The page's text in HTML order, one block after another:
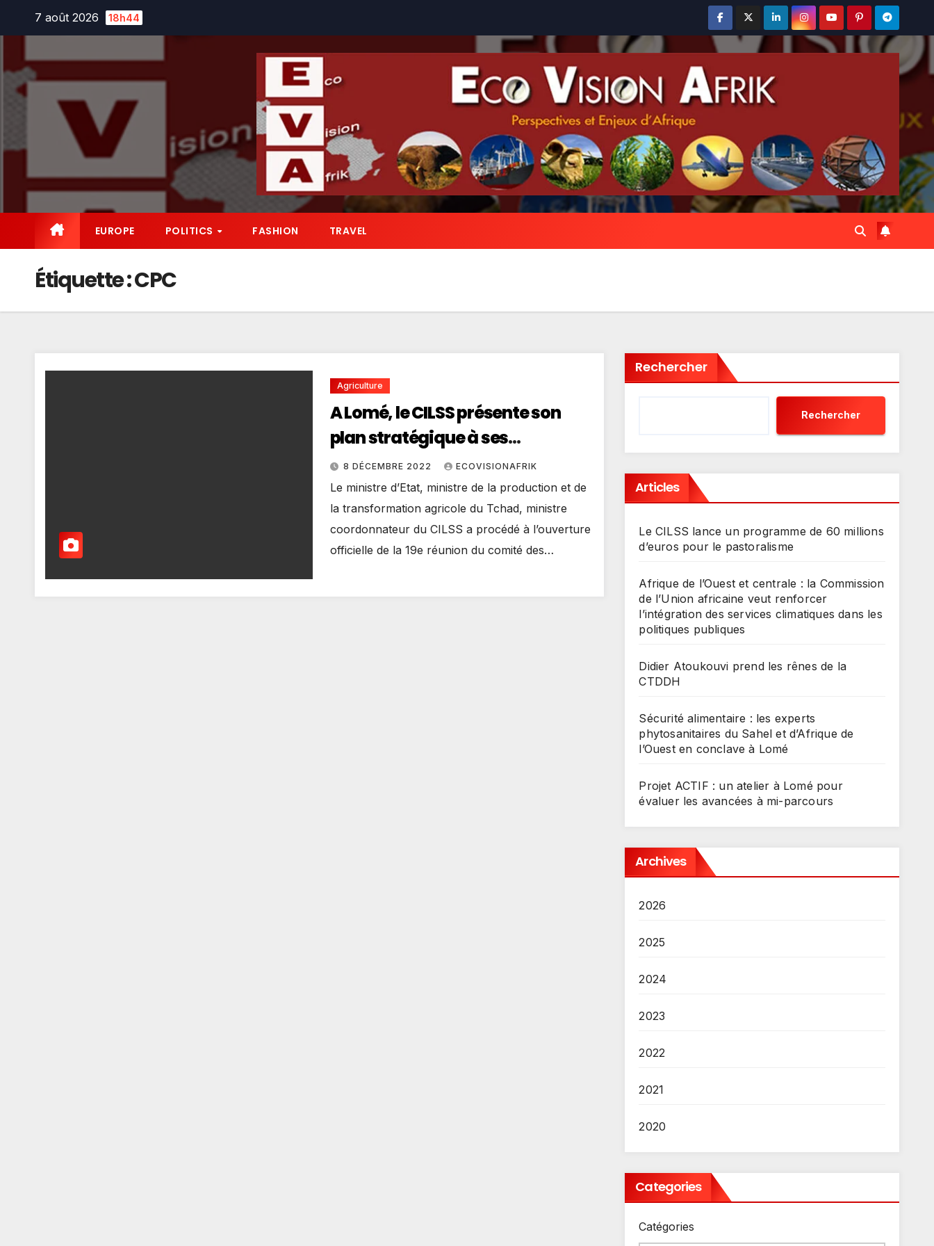
7 août 2026 18h44
EUROPE POLITICS FASHION TRAVEL
Étiquette :CPC
Agriculture
A Lomé, le CILSS présente son
plan stratégique à ses
partenaires
8 DÉCEMBRE 2022 ECOVISIONAFRIK
Le ministre d’Etat, ministre de la production et de
la transformation agricole du Tchad, ministre
coordonnateur du CILSS a procédé à l’ouverture
officielle de la 19e réunion du comité des…
Rechercher
Rechercher
Articles
Le CILSS lance un programme de 60 millions
d’euros pour le pastoralisme
Afrique de l’Ouest et centrale : la Commission
de l’Union africaine veut renforcer
l’intégration des services climatiques dans les
politiques publiques
Didier Atoukouvi prend les rênes de la
CTDDH
Sécurité alimentaire : les experts
phytosanitaires du Sahel et d’Afrique de
l’Ouest en conclave à Lomé
Projet ACTIF : un atelier à Lomé pour
évaluer les avancées à mi-parcours
Archives
2026
2025
2024
2023
2022
2021
2020
Categories
Catégories